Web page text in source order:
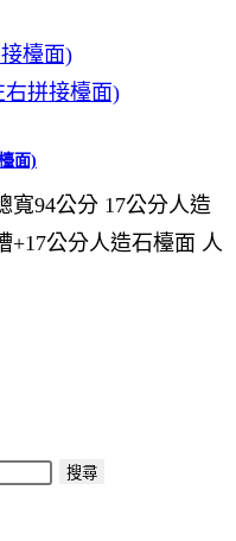
面)
寬94公分 17公分人造
+17公分人造石檯面 人
搜尋